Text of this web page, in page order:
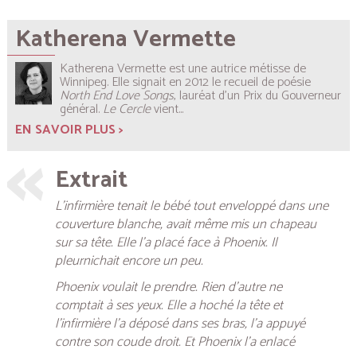
Katherena Vermette
Katherena Vermette est une autrice métisse de
Winnipeg. Elle signait en 2012 le recueil de poésie
North End Love Songs, lauréat d’un Prix du Gouverneur
général.Le Cerclevient...
EN SAVOIR PLUS >
Extrait
L’infirmière tenait le bébé tout enveloppé dans une
couverture blanche, avait même mis un chapeau
sur sa tête. Elle l’a placé face à Phoenix. Il
pleurnichait encore un peu.
Phoenix voulait le prendre. Rien d’autre ne
comptait à ses yeux. Elle a hoché la tête et
l’infirmière l’a déposé dans ses bras, l’a appuyé
contre son coude droit. Et Phoenix l’a enlacé